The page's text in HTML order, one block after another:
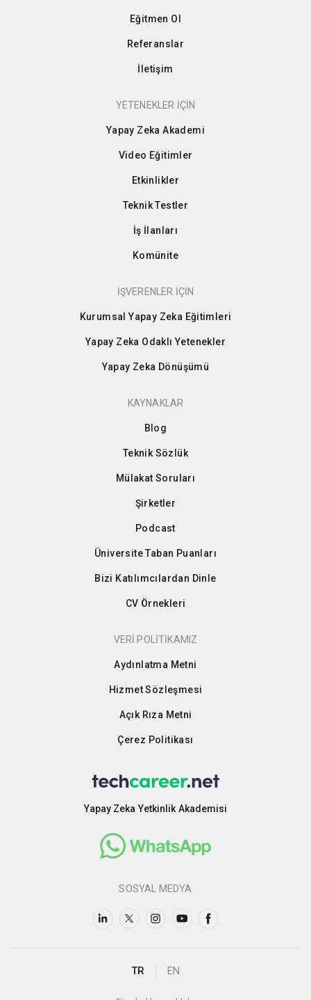
Eğitmen Ol
Referanslar
İletişim
YETENEKLER İÇİN
Yapay Zeka Akademi
Video Eğitimler
Etkinlikler
Teknik Testler
İş İlanları
Komünite
İŞVERENLER İÇİN
Kurumsal Yapay Zeka Eğitimleri
Yapay Zeka Odaklı Yetenekler
Yapay Zeka Dönüşümü
KAYNAKLAR
Blog
Teknik Sözlük
Mülakat Soruları
Şirketler
Podcast
Üniversite Taban Puanları
Bizi Katılımcılardan Dinle
CV Örnekleri
VERİ POLİTİKAMIZ
Aydınlatma Metni
Hizmet Sözleşmesi
Açık Rıza Metni
Çerez Politikası
Yapay Zeka Yetkinlik Akademisi
SOSYAL MEDYA
TR EN